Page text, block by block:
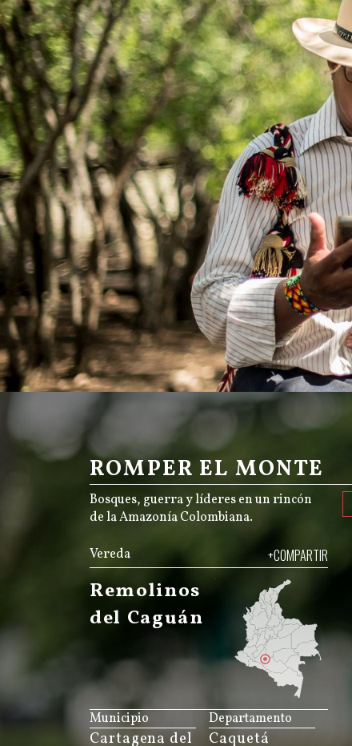
ROMPER EL MONTE
Bosques, guerra y líderes en un rincón
de la Amazonía Colombiana.
Vereda +COMPARTIR
Remolinos
del Caguán
Municipio
Cartagena del
Departamento
Caquetá